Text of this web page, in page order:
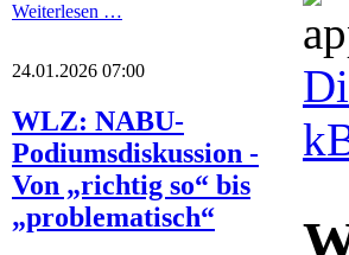
Weiterlesen …
24.01.2026 07:00
WLZ: NABU-
Podiumsdiskussion -
Von „richtig so“ bis
„problematisch“